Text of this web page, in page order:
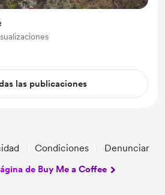
las publicaciones
Condiciones Denunciar
de Buy Me a Coffee